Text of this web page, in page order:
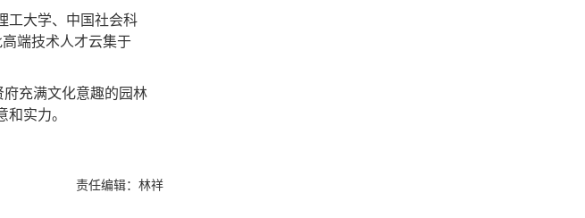
大学、中国社会科
端技术人才云集于
充满文化意趣的园林
实力。
责任编辑：林祥